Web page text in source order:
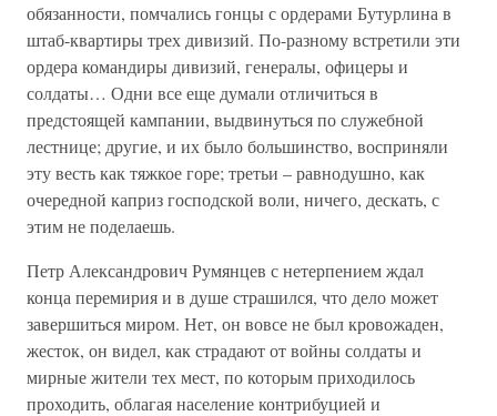
обязанности, помчались гонцы с ордерами Бутурлина в
штаб-квартиры трех дивизий. По-разному встретили эти
ордера командиры дивизий, генералы, офицеры и
солдаты… Одни все еще думали отличиться в
предстоящей кампании, выдвинуться по служебной
лестнице; другие, и их было большинство, восприняли
эту весть как тяжкое горе; третьи – равнодушно, как
очередной каприз господской воли, ничего, дескать, с
этим не поделаешь.
Петр Александрович Румянцев с нетерпением ждал
конца перемирия и в душе страшился, что дело может
завершиться миром. Нет, он вовсе не был кровожаден,
жесток, он видел, как страдают от войны солдаты и
мирные жители тех мест, по которым приходилось
проходить, облагая население контрибуцией и